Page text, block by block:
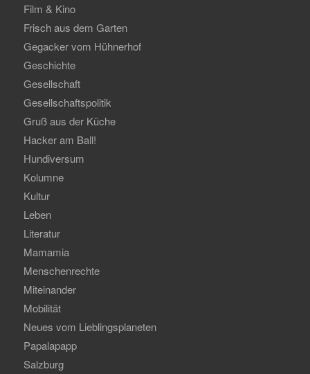
Film & Kino
Frisch aus dem Garten
Gegacker vom Hühnerhof
Geschichte
Gesellschaft
Gesellschaftspolitik
Gruß aus der Küche
Hacker am Ball!
Hundiversum
Kolumne
Kultur
Leben
Literatur
Mamamia
Menschenrechte
Miteinander
Mobilität
Neues vom Lieblingsplaneten
Papalapapp
Salzburg